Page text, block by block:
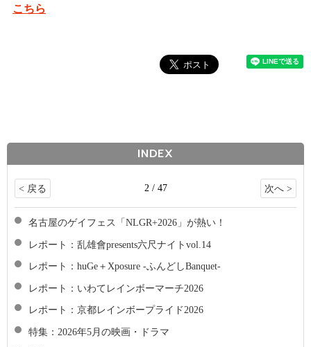
こちら
INDEX
< 戻る 2 / 47 次へ >
名古屋のゲイフェス「NLGR+2026」が熱い！
レポート：乱雄會presents六尺ナイトvol.14
レポート：huGe＋Xposure -ふんどしBanquet-
レポート：いわてレインボーマーチ2026
レポート：京都レインボープライド2026
特集：2026年5月の映画・ドラマ